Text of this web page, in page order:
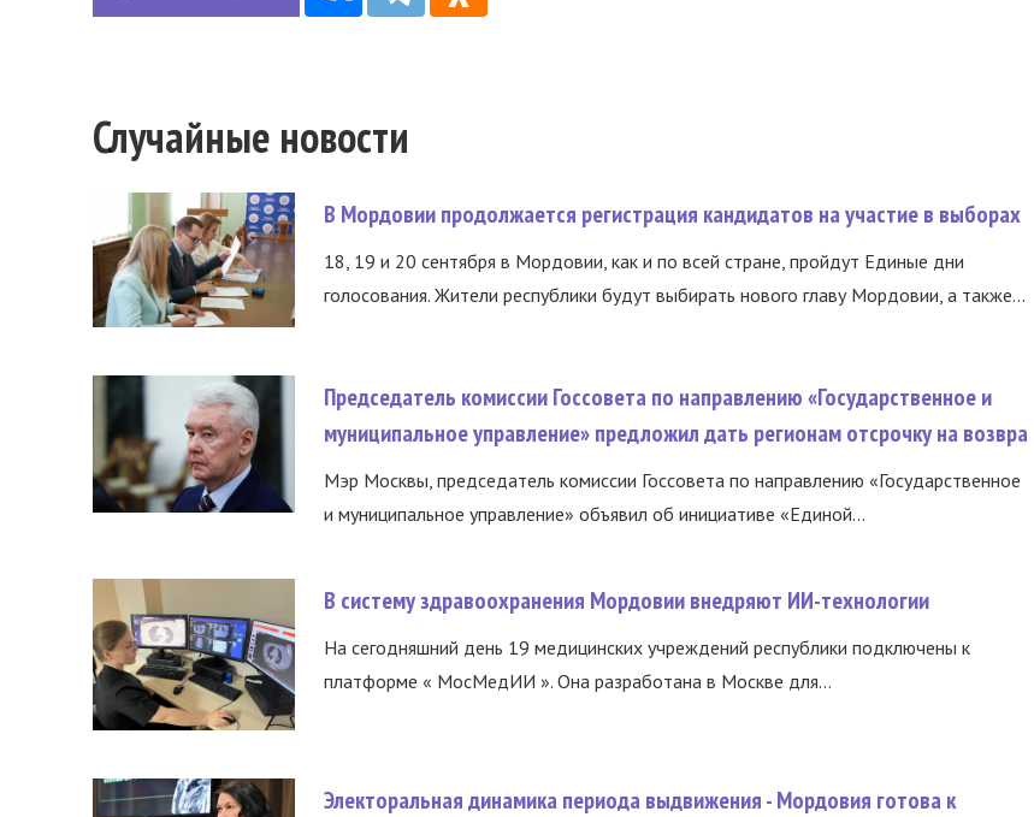
Случайные новости
В Мордовии продолжается регистрация кандидатов на участие в выборах
18, 19 и 20 сентября в Мордовии, как и по всей стране, пройдут Единые дни
голосования. Жители республики будут выбирать нового главу Мордовии, а также...
Председатель комиссии Госсовета по направлению «Государственное и
муниципальное управление» предложил дать регионам отсрочку на возвра
Мэр Москвы, председатель комиссии Госсовета по направлению «Государственное
и муниципальное управление» объявил об инициативе «Единой...
В систему здравоохранения Мордовии внедряют ИИ-технологии
На сегодняшний день 19 медицинских учреждений республики подключены к
платформе « МосМедИИ ». Она разработана в Москве для...
Электоральная динамика периода выдвижения - Мордовия готова к